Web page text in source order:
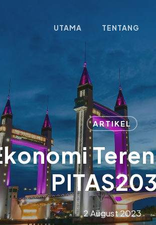
UTAMA TENTANG
ARTIKEL
2 August 2023